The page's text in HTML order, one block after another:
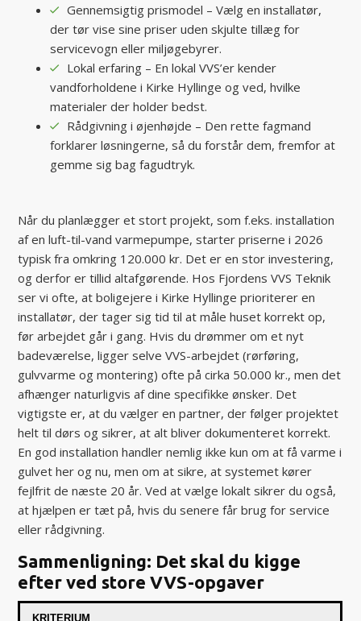
Gennemsigtig prismodel – Vælg en installatør,
der tør vise sine priser uden skjulte tillæg for
servicevogn eller miljøgebyrer.
Lokal erfaring – En lokal VVS’er kender
vandforholdene i Kirke Hyllinge og ved, hvilke
materialer der holder bedst.
Rådgivning i øjenhøjde – Den rette fagmand
forklarer løsningerne, så du forstår dem, fremfor at
gemme sig bag fagudtryk.
Når du planlægger et stort projekt, som f.eks. installation
af en luft-til-vand varmepumpe, starter priserne i 2026
typisk fra omkring 120.000 kr. Det er en stor investering,
og derfor er tillid altafgørende. Hos Fjordens VVS Teknik
ser vi ofte, at boligejere i Kirke Hyllinge prioriterer en
installatør, der tager sig tid til at måle huset korrekt op,
før arbejdet går i gang. Hvis du drømmer om et nyt
badeværelse, ligger selve VVS-arbejdet (rørføring,
gulvvarme og montering) ofte på cirka 50.000 kr., men det
afhænger naturligvis af dine specifikke ønsker. Det
vigtigste er, at du vælger en partner, der følger projektet
helt til dørs og sikrer, at alt bliver dokumenteret korrekt.
En god installation handler nemlig ikke kun om at få varme i
gulvet her og nu, men om at sikre, at systemet kører
fejlfrit de næste 20 år. Ved at vælge lokalt sikrer du også,
at hjælpen er tæt på, hvis du senere får brug for service
eller rådgivning.
Sammenligning: Det skal du kigge
efter ved store VVS-opgaver